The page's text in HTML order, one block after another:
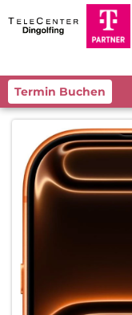
Termin Buchen